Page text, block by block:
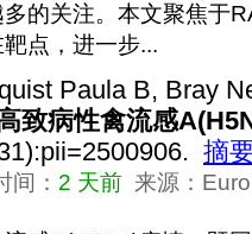
的关注。本文聚焦于
点，进一步...
Paula B, Bray
致病性禽流感
摘
间： 2 天前 来源：